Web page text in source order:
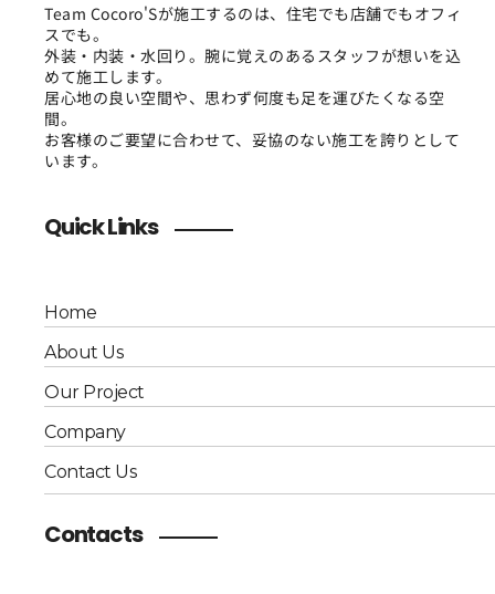
Team Cocoro'Sが施工するのは、住宅でも店舗でもオフィ
スでも。
外装・内装・水回り。腕に覚えのあるスタッフが想いを込
めて施工します。
居心地の良い空間や、思わず何度も足を運びたくなる空
間。
お客様のご要望に合わせて、妥協のない施工を誇りとして
います。
Quick Links
Home
About Us
Our Project
Company
Contact Us
Contacts